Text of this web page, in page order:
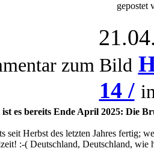
gepostet
zum Bild
14 /
ist es bereits Ende April 2025: Die
seit Herbst des letzten Jahres fertig;
:-( Deutschland, Deutschland, wie